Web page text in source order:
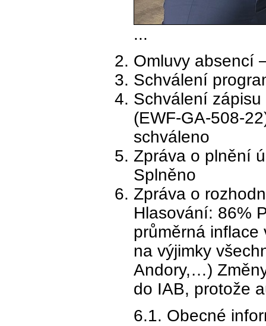
...
Omluvy absencí
Schválení
Schválení
(EWF-GA-508-
schváleno
Zpráva o plnění
Splněno
Zpráva o
Hlasování: 86%
průměrná inflace
na výjimky
Andory,…)
do IAB, protože
6.1. Obecné